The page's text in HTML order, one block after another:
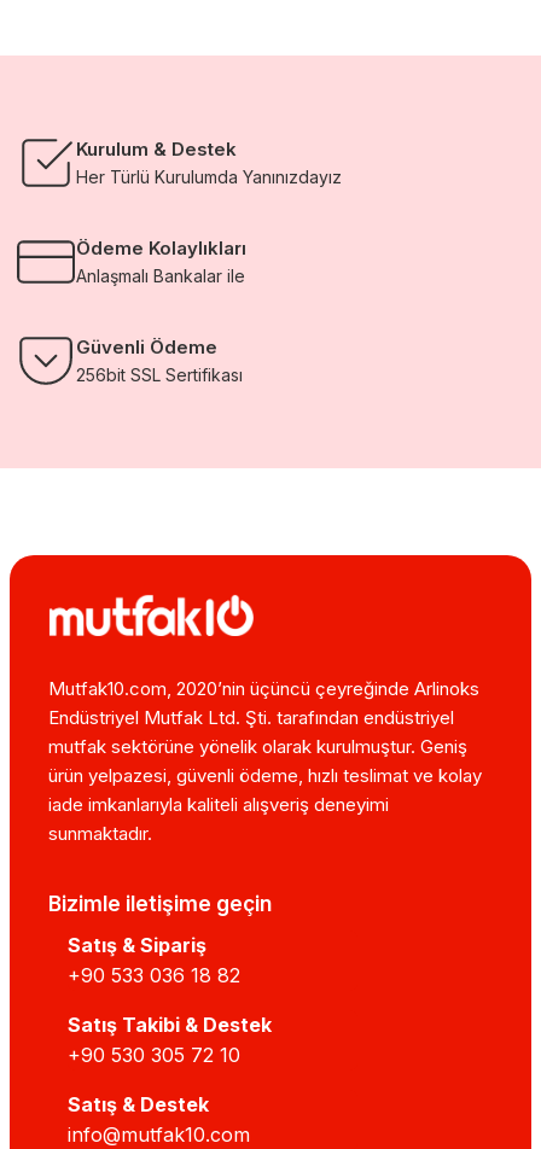
Kurulum & Destek
Her Türlü Kurulumda Yanınızdayız
Ödeme Kolaylıkları
Anlaşmalı Bankalar ile
Güvenli Ödeme
256bit SSL Sertifikası
Mutfak10.com, 2020’nin üçüncü çeyreğinde Arlinoks
Endüstriyel Mutfak Ltd. Şti. tarafından endüstriyel
mutfak sektörüne yönelik olarak kurulmuştur. Geniş
ürün yelpazesi, güvenli ödeme, hızlı teslimat ve kolay
iade imkanlarıyla kaliteli alışveriş deneyimi
sunmaktadır.
Bizimle iletişime geçin
Satış & Sipariş
+90 533 036 18 82
Satış Takibi & Destek
+90 530 305 72 10
Satış & Destek
info@mutfak10.com